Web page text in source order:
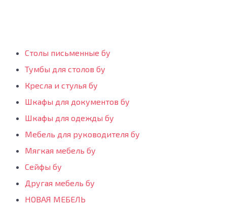
Столы письменные бу
Тумбы для столов бу
Кресла и стулья бу
Шкафы для документов бу
Шкафы для одежды бу
Мебель для руководителя бу
Мягкая мебель бу
Сейфы бу
Другая мебель бу
НОВАЯ МЕБЕЛЬ